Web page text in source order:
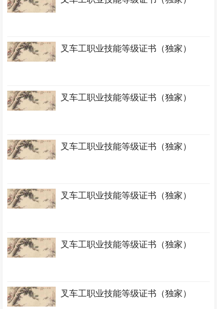
叉车工职业技能等级证书（独家）
叉车工职业技能等级证书（独家）
叉车工职业技能等级证书（独家）
叉车工职业技能等级证书（独家）
叉车工职业技能等级证书（独家）
叉车工职业技能等级证书（独家）